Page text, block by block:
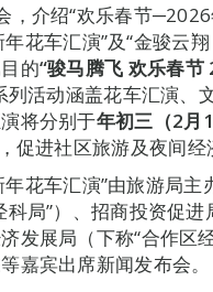
介绍“欢乐春节─2026
花车汇演”及“金骏云
的“骏马腾飞 欢乐春节
活动涵盖花车汇演、
将分别于年初三 （2月
促进社区旅游及夜间经
花车汇演”由旅游局
局”）、招商投资促进
发展局（下称“合作区
嘉宾出席新闻发布会。